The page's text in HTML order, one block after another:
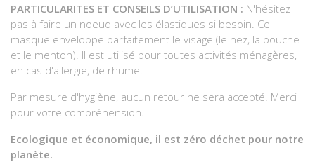
PARTICULARITES ET CONSEILS D’UTILISATION : N'hésitez
pas à faire un noeud avec les élastiques si besoin. Ce
masque enveloppe parfaitement le visage (le nez, la bouche
et le menton). Il est utilisé pour toutes activités ménagères,
en cas d'allergie, de rhume.
Par mesure d'hygiène, aucun retour ne sera accepté. Merci
pour votre compréhension.
Ecologique et économique, il est zéro déchet pour notre
planète.